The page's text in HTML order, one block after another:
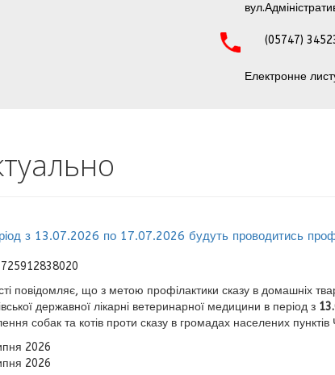
(05747)
Електронне
з 13.07.2026 по 17.07.2026 будуть проводитись
повідомляє, що з метою профілактики сказу в домашніх
державної лікарні ветеринарної медицини в період з
собак та котів проти сказу в громадах населених пунктів
2026
2026